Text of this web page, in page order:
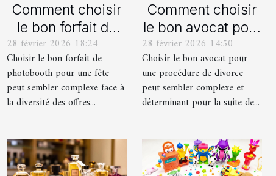
Comment choisir
le bon forfait de
photobooth pour
votre fête
28 février 2026 18:24
Choisir le bon forfait de
photobooth pour une fête
peut sembler complexe face à
la diversité des offres...
Comment choisir
le bon avocat pour
votre procédure
de divorce ?
28 février 2026 14:50
Choisir le bon avocat pour
une procédure de divorce
peut sembler complexe et
déterminant pour la suite de...